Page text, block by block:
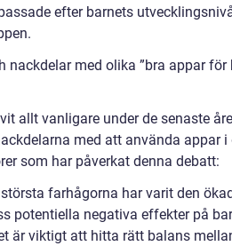
efter barnets
nackdelar med olika ”bra appar för
allt vanligare under de senaste
med att använda appar i
som har påverkat denna debatt:
farhågorna har varit den
potentiella negativa effekter på
är viktigt att hitta rätt balans